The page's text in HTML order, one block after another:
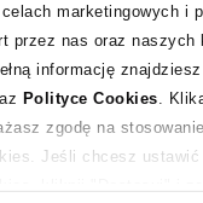
marketingowych i
przez nas oraz naszych
informację
Polityce Cookies .
zgodę na
Jeśli chcesz ustawić
towaru
zyskujesz w Klubie Korzyści
później!